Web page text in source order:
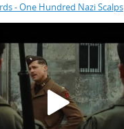
- One Hundred Nazi Scalps